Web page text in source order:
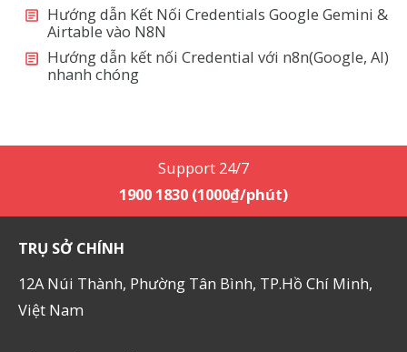
Hướng dẫn Kết Nối Credentials Google Gemini &
Airtable vào N8N
Hướng dẫn kết nối Credential với n8n(Google, AI)
nhanh chóng
Support 24/7
1900 1830 (1000₫/phút)
TRỤ SỞ CHÍNH
12A Núi Thành, Phường Tân Bình, TP.Hồ Chí Minh,
Việt Nam